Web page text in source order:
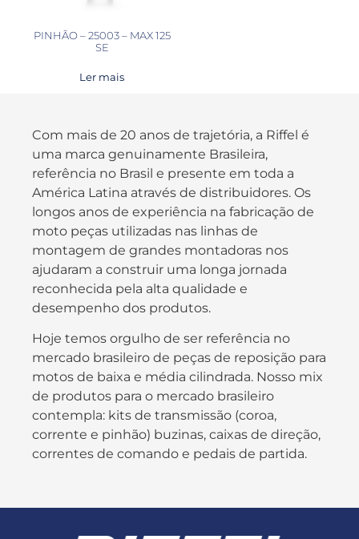
PINHÃO – 25003 – MAX 125
SE
Ler mais
Com mais de 20 anos de trajetória, a Riffel é
uma marca genuinamente Brasileira,
referência no Brasil e presente em toda a
América Latina através de distribuidores. Os
longos anos de experiência na fabricação de
moto peças utilizadas nas linhas de
montagem de grandes montadoras nos
ajudaram a construir uma longa jornada
reconhecida pela alta qualidade e
desempenho dos produtos.
Hoje temos orgulho de ser referência no
mercado brasileiro de peças de reposição para
motos de baixa e média cilindrada. Nosso mix
de produtos para o mercado brasileiro
contempla: kits de transmissão (coroa,
corrente e pinhão) buzinas, caixas de direção,
correntes de comando e pedais de partida.